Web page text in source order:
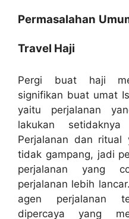
Permasalahan
Travel Haji
Pergi buat haji
signifikan buat umat
yaitu perjalanan
lakukan
Perjalanan dan
tidak gampang, jadi
perjalanan yang
perjalanan lebih
agen perjalanan
dipercaya yang